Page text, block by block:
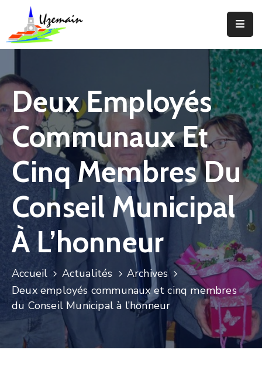
Actualités
Agenda
Votre
Commune
Votre
Mairie
Services
Vie
Locale
Enfance
Deux Employés
Communaux Et
Cinq Membres Du
Conseil Municipal
À L’honneur
Accueil Actualités
Archives
Deux employés communaux et cinq membres
du Conseil Municipal à l’honneur